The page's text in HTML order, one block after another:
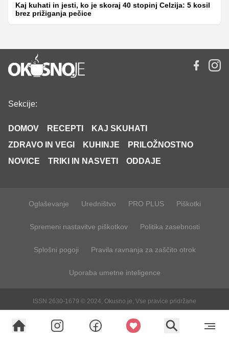
Kaj kuhati in jesti, ko je skoraj 40 stopinj Celzija: 5 kosil
brez prižiganja pečice
Sekcije:
DOMOV RECEPTI
KAJ SKUHATI
ZDRAVO IN VEGI
KUHINJE
PRILOŽNOSTNO
NOVICE
TRIKI IN NASVETI ODDAJE
Oglaševanje Uredništvo PRO PLUS Piškotki
Spremeni nastavitve piškotkov Politika zasebnosti
Splošni pogoji Pravila ravnanja za zaščito otrok
Uporaba umetne inteligence
ISSN 2630-1679 © 2024, Okusno.je, Vse pravice pridržane
Verzija: 1875